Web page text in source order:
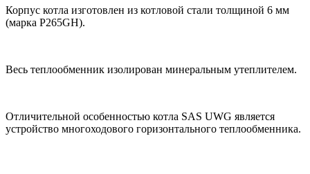
Корпус котла изготовлен из котловой стали толщиной 6 мм
(марка P265GH).
Весь теплообменник изолирован минеральным утеплителем.
Отличительной особенностью котла SAS UWG является
устройство многоходового горизонтального теплообменника.